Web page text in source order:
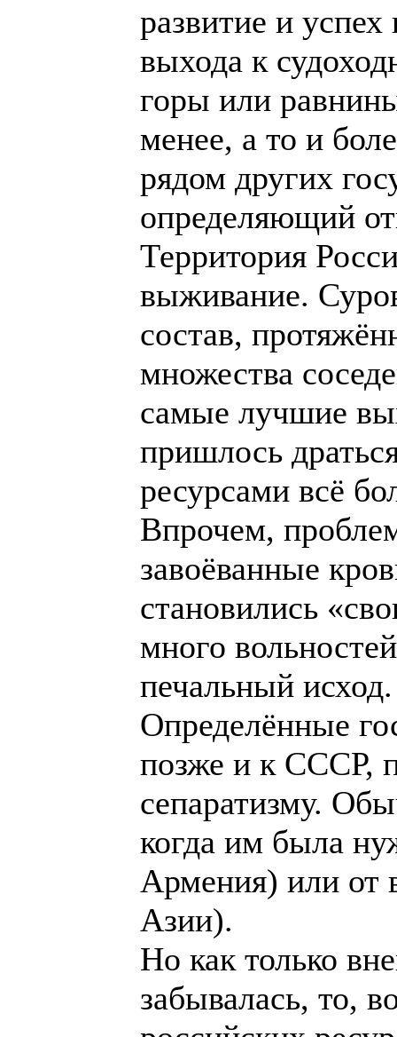
развитие и
выхода к
горы или
менее, а то и
рядом других
определяющий
Территория
выживание.
состав,
множества
самые лучшие
пришлось
ресурсами всё
Впрочем,
завоёванные
становились
много
печальный исход.
Определённые
позже и к СССР,
сепаратизму.
когда им была
Армения) или от
Азии).
Но как только
забывалась, то,